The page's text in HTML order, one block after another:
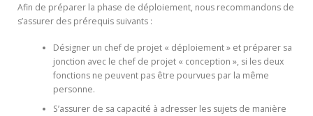
Afin de préparer la phase de déploiement, nous recommandons de
s’assurer des prérequis suivants :
Désigner un chef de projet « déploiement » et préparer sa
jonction avec le chef de projet « conception », si les deux
fonctions ne peuvent pas être pourvues par la même
personne.
S’assurer de sa capacité à adresser les sujets de manière